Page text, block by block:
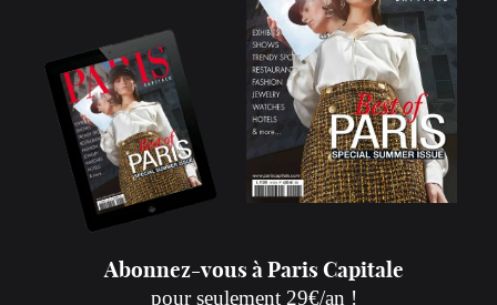
Abonnez-vous à Paris Capitale
pour seulement 29€/an !